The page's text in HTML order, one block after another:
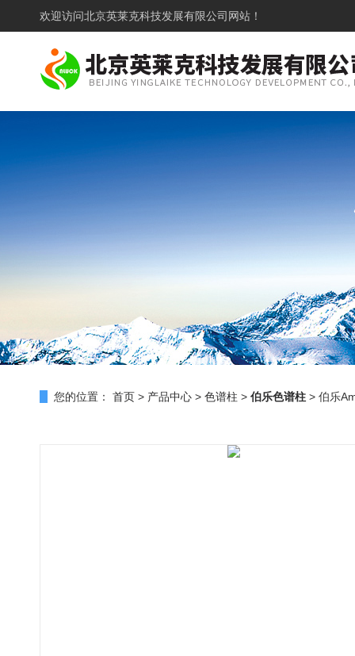
欢迎访问北京英莱克科技发展有限公司网站！
您的位置： 首页 > 产品中心 > 色谱柱 > 伯乐色谱柱 > 伯乐